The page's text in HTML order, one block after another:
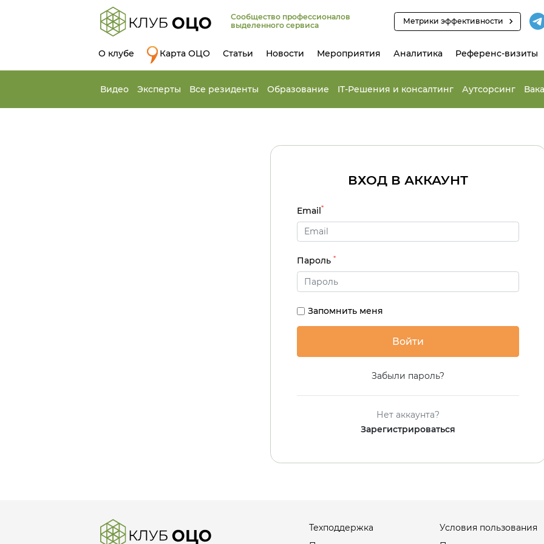
Сообщество профессионалов
выделенного сервиса
Метрики эффективности
О клубе Карта ОЦО Статьи Новости Мероприятия Аналитика Референс-визиты
Видео Эксперты Все резиденты Образование IT-Решения и консалтинг Аутсорсинг
ВХОД В АККАУНТ
Email*
Пароль*
Запомнить меня
Забыли пароль?
Нет аккаунта?
Зарегистрироваться
Техподдержка
Условия пользования